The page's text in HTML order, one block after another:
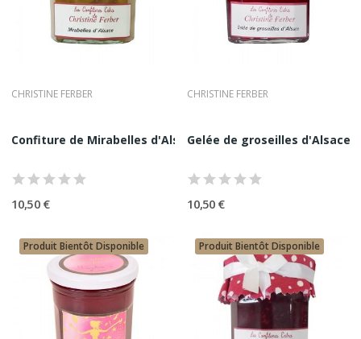
CHRISTINE FERBER
Confiture de Mirabelles d'Alsace Christine...
10,50 €
CHRISTINE FERBER
Gelée de groseilles d'Alsace
10,50 €
Produit Bientôt Disponible Produit Bientôt Disponible